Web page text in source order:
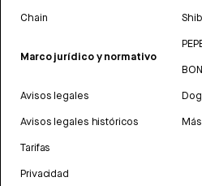
Chain
Marco jurídico y normativo
Avisos legales
Avisos legales históricos
Tarifas
Privacidad